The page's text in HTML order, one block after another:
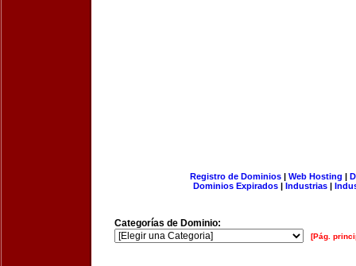
Registro de Dominios| Web Hosting |
Dominios Expirados | Industrias |
Categorías de Dominio:
[Pág.